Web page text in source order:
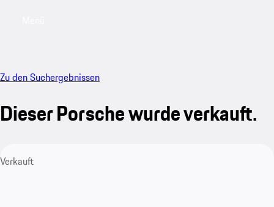
Zu den Suchergebnissen
Dieser Porsche wurde verkauft.
Verkauft